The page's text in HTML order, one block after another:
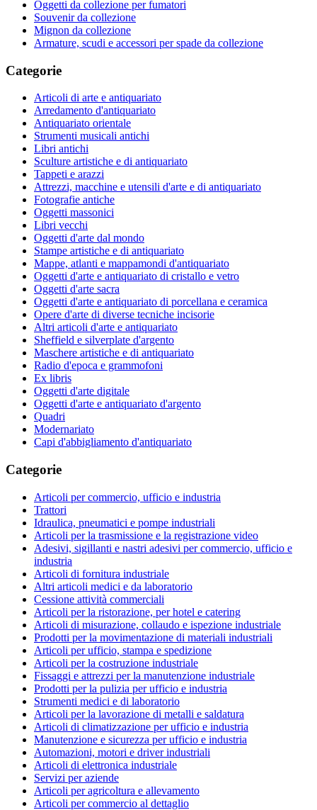
Oggetti da collezione per fumatori
Souvenir da collezione
Mignon da collezione
Armature, scudi e accessori per spade da collezione
Categorie
Articoli di arte e antiquariato
Arredamento d'antiquariato
Antiquariato orientale
Strumenti musicali antichi
Libri antichi
Sculture artistiche e di antiquariato
Tappeti e arazzi
Attrezzi, macchine e utensili d'arte e di antiquariato
Fotografie antiche
Oggetti massonici
Libri vecchi
Oggetti d'arte dal mondo
Stampe artistiche e di antiquariato
Mappe, atlanti e mappamondi d'antiquariato
Oggetti d'arte e antiquariato di cristallo e vetro
Oggetti d'arte sacra
Oggetti d'arte e antiquariato di porcellana e ceramica
Opere d'arte di diverse tecniche incisorie
Altri articoli d'arte e antiquariato
Sheffield e silverplate d'argento
Maschere artistiche e di antiquariato
Radio d'epoca e grammofoni
Ex libris
Oggetti d'arte digitale
Oggetti d'arte e antiquariato d'argento
Quadri
Modernariato
Capi d'abbigliamento d'antiquariato
Categorie
Articoli per commercio, ufficio e industria
Trattori
Idraulica, pneumatici e pompe industriali
Articoli per la trasmissione e la registrazione video
Adesivi, sigillanti e nastri adesivi per commercio, ufficio e
industria
Articoli di fornitura industriale
Altri articoli medici e da laboratorio
Cessione attività commerciali
Articoli per la ristorazione, per hotel e catering
Articoli di misurazione, collaudo e ispezione industriale
Prodotti per la movimentazione di materiali industriali
Articoli per ufficio, stampa e spedizione
Articoli per la costruzione industriale
Fissaggi e attrezzi per la manutenzione industriale
Prodotti per la pulizia per ufficio e industria
Strumenti medici e di laboratorio
Articoli per la lavorazione di metalli e saldatura
Articoli di climatizzazione per ufficio e industria
Manutenzione e sicurezza per ufficio e industria
Automazioni, motori e driver industriali
Articoli di elettronica industriale
Servizi per aziende
Articoli per agricoltura e allevamento
Articoli per commercio al dettaglio